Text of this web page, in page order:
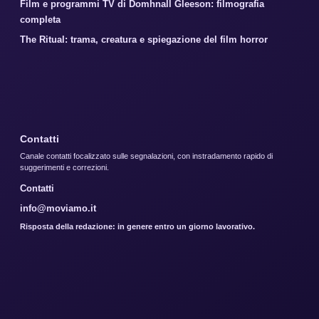
Film e programmi TV di Domhnall Gleeson: filmografia
completa
The Ritual: trama, creatura e spiegazione del film horror
Contatti
Canale contatti focalizzato sulle segnalazioni, con instradamento rapido di
suggerimenti e correzioni.
Contatti
info@moviamo.it
Risposta della redazione: in genere entro un giorno lavorativo.